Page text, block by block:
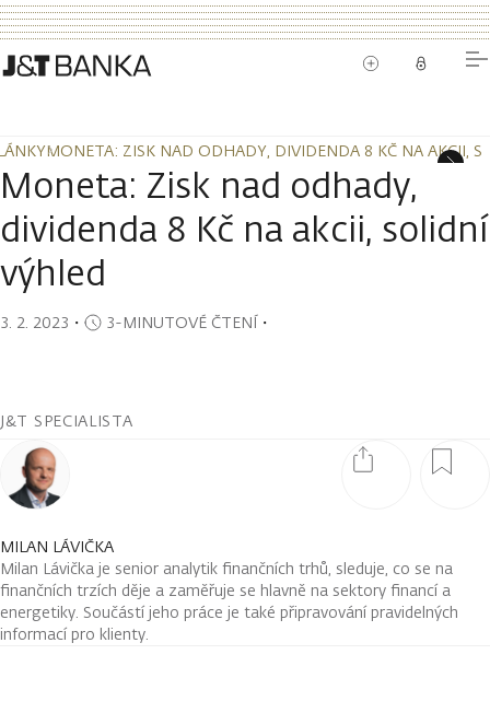
MONETA: ZISK NAD ODHADY, DIVIDENDA 8 KČ NA AKCII,
MONETA: ZISK NAD ODHADY, DIVIDENDA 8 KČ NA AKCII,
Moneta: Zisk nad odhady,
dividenda 8 Kč na akcii, solidní
výhled
3. 2. 2023 ・ 3-MINUTOVÉ ČTENÍ・
J&T SPECIALISTA
MILAN LÁVIČKA
Milan Lávička je senior analytik finančních trhů, sleduje, co se na
finančních trzích děje a zaměřuje se hlavně na sektory financí a
energetiky. Součástí jeho práce je také připravování pravidelných
informací pro klienty.